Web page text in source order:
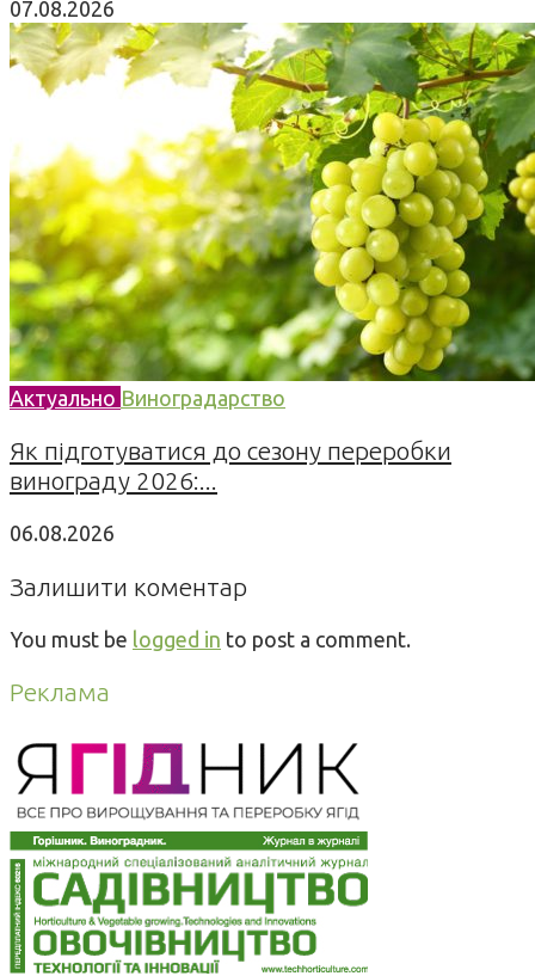
07.08.2026
Актуально Виноградарство
Як підготуватися до сезону переробки
винограду 2026:...
06.08.2026
Залишити коментар
You must be logged in to post a comment.
Реклама